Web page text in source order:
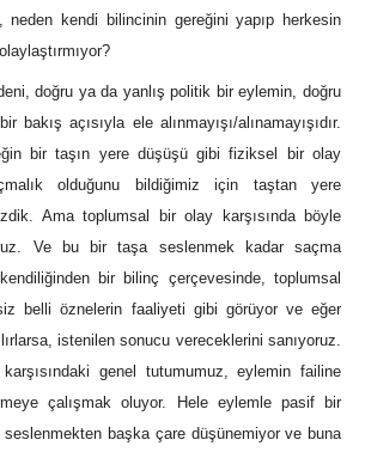
neden kendi bilincinin gereğini yapıp herkesin
doğru ya da yanlış politik bir eylemin, doğru
açısıyla ele alınmayışı/alınamayışıdır.
bir taşın yere düşüşü gibi fiziksel bir olay
olduğunu bildiğimiz için taştan yere
Ama toplumsal bir olay karşısında böyle
Ve bu bir taşa seslenmek kadar saçma
bir bilinç çerçevesinde, toplumsal
belli öznelerin faaliyeti gibi görüyor ve eğer
istenilen sonucu vereceklerini sanıyoruz.
genel tutumumuz, eylemin failine
çalışmak oluyor. Hele eylemle pasif bir
başka çare düşünemiyor ve buna